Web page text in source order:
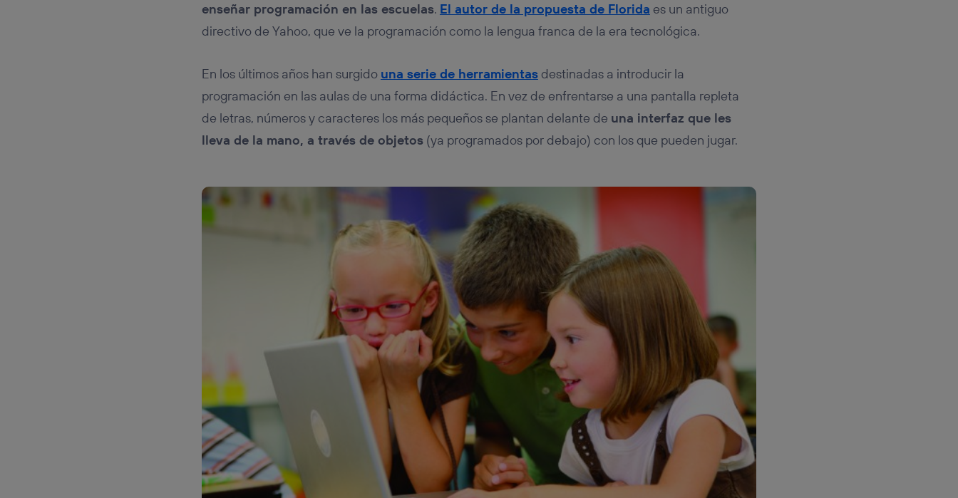
enseñar programación en las escuelas. El autor de la propuesta de Florida es un antiguo
directivo de Yahoo, que ve la programación como la lengua franca de la era tecnológica.
En los últimos años han surgido una serie de herramientasdestinadas a introducir la
programación en las aulas de una forma didáctica. En vez de enfrentarse a una pantalla repleta
de letras, números y caracteres los más pequeños se plantan delante de una interfaz que les
lleva de la mano, a través de objetos(ya programados por debajo) con los que pueden jugar.